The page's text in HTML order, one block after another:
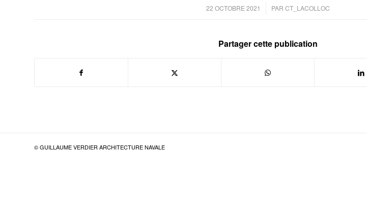
22 OCTOBRE 2021
/ PAR CT_LACOLLOC
Partager cette publication
© GUILLAUME VERDIER ARCHITECTURE NAVALE